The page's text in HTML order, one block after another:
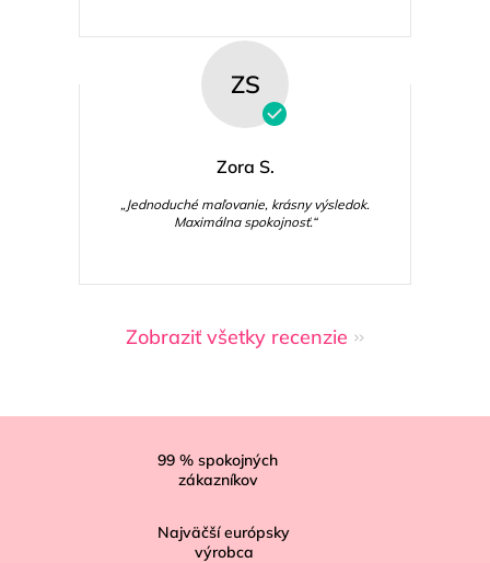
ZS
Zora S.
„Jednoduché maľovanie, krásny výsledok.
Maximálna spokojnosť.“
Zobraziť všetky recenzie
99 % spokojných
zákazníkov
Najväčší európsky
výrobca